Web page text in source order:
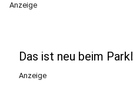
Anzeige
Das ist neu beim
Anzeige